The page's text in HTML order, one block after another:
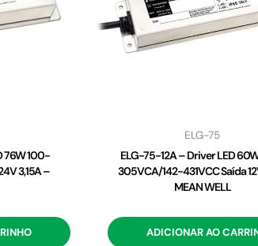
76W 100-
3,15A –
ELG-75
ELG-75-12A – Driver LED
305VCA/142-431VCC Saída
MEAN WELL
ADICIONAR AO